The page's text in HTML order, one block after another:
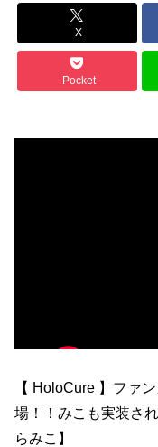
X
Pocket
【 HoloCure 】ファ
場！！みこも実装さ
らみこ】